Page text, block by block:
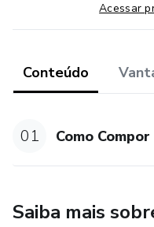
Acessar
Conteúdo
01 Como
Saiba mais